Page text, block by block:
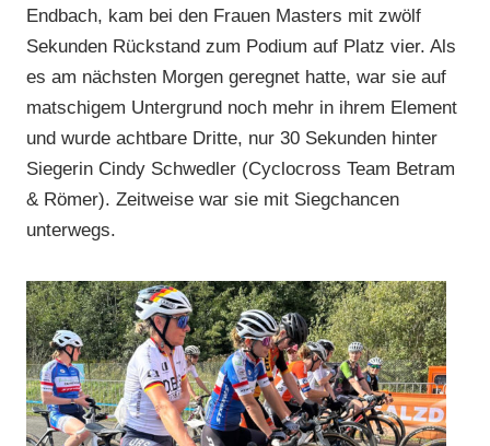
Endbach, kam bei den Frauen Masters mit zwölf
Sekunden Rückstand zum Podium auf Platz vier. Als
es am nächsten Morgen geregnet hatte, war sie auf
matschigem Untergrund noch mehr in ihrem Element
und wurde achtbare Dritte, nur 30 Sekunden hinter
Siegerin Cindy Schwedler (Cyclocross Team Betram
& Römer). Zeitweise war sie mit Siegchancen
unterwegs.